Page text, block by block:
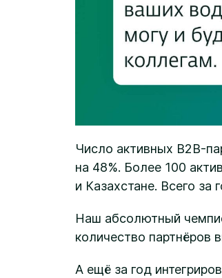
Число активных B2B-
на 48%. Более 100
и Казахстане. Всего за
Наш абсолютный
количество партнёров
А ещё за год